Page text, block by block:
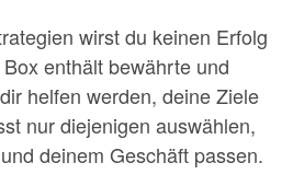
wirst du keinen Erfolg
enthält bewährte und
helfen werden, deine Ziele
nur diejenigen auswählen,
deinem Geschäft passen.